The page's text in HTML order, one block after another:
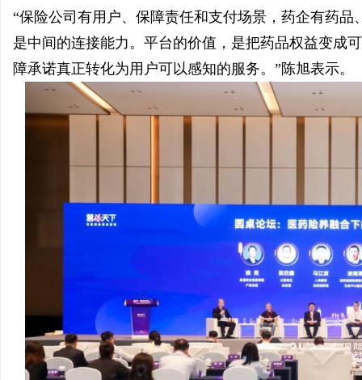
“保险公司有用户、保障责任和支付场景，药企有药
是中间的连接能力。平台的价值，是把药品权益变成
障承诺真正转化为用户可以感知的服务。”陈旭表示。